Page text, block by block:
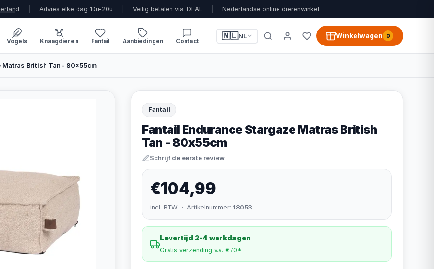
Advies elke dag 10u-20u Veilig betalen via iDEAL Nederlandse online dierenwinkel
Vogels Knaagdieren Fantail Aanbiedingen Contact
🇳🇱NL Winkelwagen 0
Matras British Tan - 80x55cm
Fantail
Fantail Endurance Stargaze Matras British
Tan - 80x55cm
Schrijf de eerste review
€104,99
incl. BTW · Artikelnummer: 18053
Levertijd 2-4 werkdagen
Gratis verzending v.a. €70*